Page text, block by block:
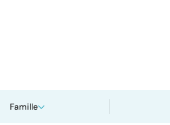
Famille